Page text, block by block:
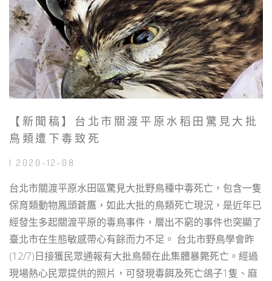
【新聞稿】台北市關渡平原水稻田驚見大批
鳥類遭下毒致死
| 2020-12-08
台北市關渡平原水田區驚見大批野鳥種中毒死亡，包含一隻
保育類動物鳳頭蒼鷹，如此大批的鳥類死亡現況，是近年已
經發生多起關渡平原的毒鳥事件，層出不窮的事件也突顯了
臺北市在生態敏感帶心有餘而力不足。 台北市野鳥學會昨
(12/7)日接獲民眾通報有大批鳥類在此集體暴斃死亡。經過
現場熱心民眾提供的照片，可發現毒餌及死亡鴿子1隻、麻